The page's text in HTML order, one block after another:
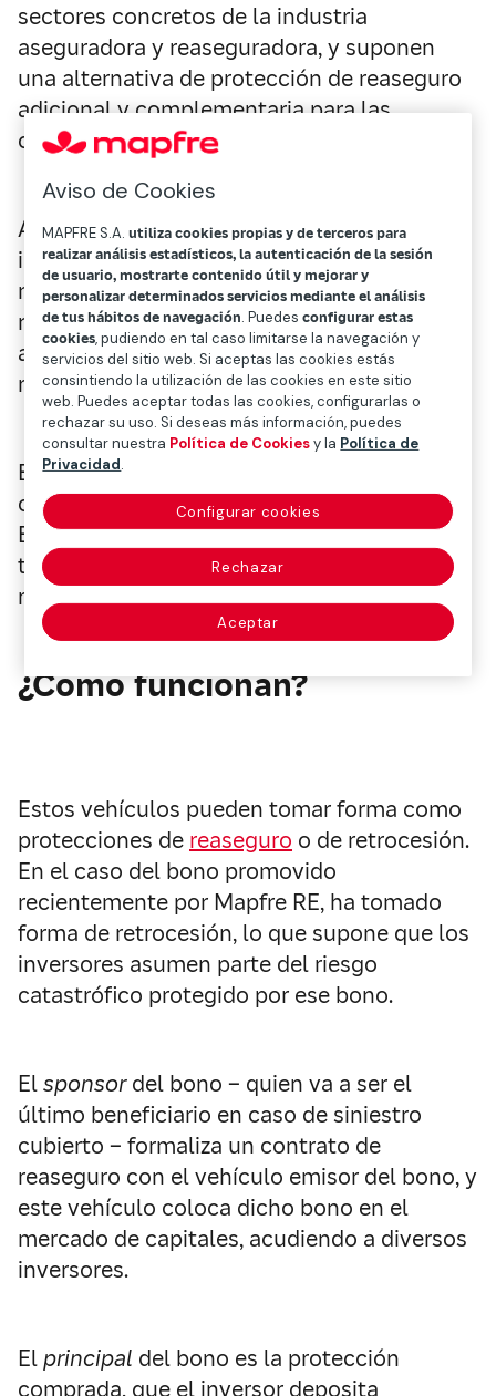
sectores concretos de la industria
aseguradora y reaseguradora, y suponen
una alternativa de protección de reaseguro
adicional y complementaria para las
compañías de seguros.
Además, se trata de una opción de inversión
interesante para grandes inversores de los
mercados de capitales, quienes – sin
necesidad de establecer un vehículo
asegurador – pueden obtener unos
rendimientos atractivos.
En el caso concreto de este bono, se está
cubriendo el crecimiento de una cartera de
Estados Unidos ligada a tormentas
tropicales y huracanes extremos en la
región.
¿Cómo funcionan?
Estos vehículos pueden tomar forma como
protecciones de reaseguro o de retrocesión.
En el caso del bono promovido
recientemente por Mapfre RE, ha tomado
forma de retrocesión, lo que supone que los
inversores asumen parte del riesgo
catastrófico protegido por ese bono.
Elsponsordel bono – quien va a ser el
último beneficiario en caso de siniestro
cubierto – formaliza un contrato de
reaseguro con el vehículo emisor del bono, y
este vehículo coloca dicho bono en el
mercado de capitales, acudiendo a diversos
inversores.
Elprincipal del bono es la protección
comprada, que el inversor deposita
Aviso de Cookies
MAPFRE S.A.utiliza cookies propias y de terceros para
realizar análisis estadísticos, la autenticación de la sesión
de usuario, mostrarte contenido útil y mejorar y
personalizar determinados servicios mediante el análisis
de tus hábitos de navegación. Puedesconfigurar estas
cookies, pudiendo en tal caso limitarse la navegación y
servicios del sitio web. Si aceptas las cookies estás
consintiendo la utilización de las cookies en este sitio
web. Puedes aceptar todas las cookies, configurarlas o
rechazar su uso. Si deseas más información, puedes
consultar nuestra Política de Cookiesy la Política de
Privacidad.
Configurar cookies
Rechazar
Aceptar